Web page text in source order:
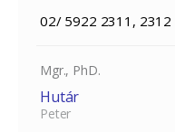
02/ 5922 2311, 2312
Mgr., PhD.
Hutár
Peter